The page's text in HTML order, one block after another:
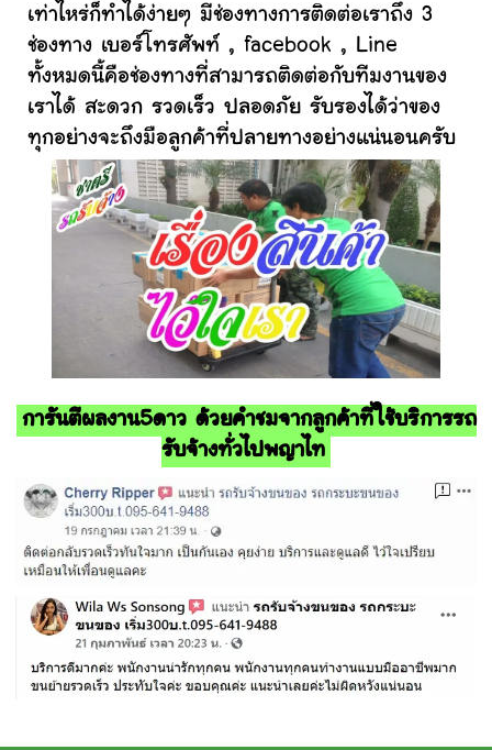
เท่าไหร่ก็ทำได้ง่ายๆ มีช่องทางการติดต่อเราถึง 3
ช่องทาง เบอร์โทรศัพท์ , facebook , Line
ทั้งหมดนี้คือช่องทางที่สามารถติดต่อกับทีมงานของ
เราได้ สะดวก รวดเร็ว ปลอดภัย รับรองได้ว่าของ
ทุกอย่างจะถึงมือลูกค้าที่ปลายทางอย่างแน่นอนครับ
การันตีผลงาน5ดาว ด้วยคำชมจากลูกค้าที่ใช้บริการรถ
รับจ้างทั่วไปพญาไท